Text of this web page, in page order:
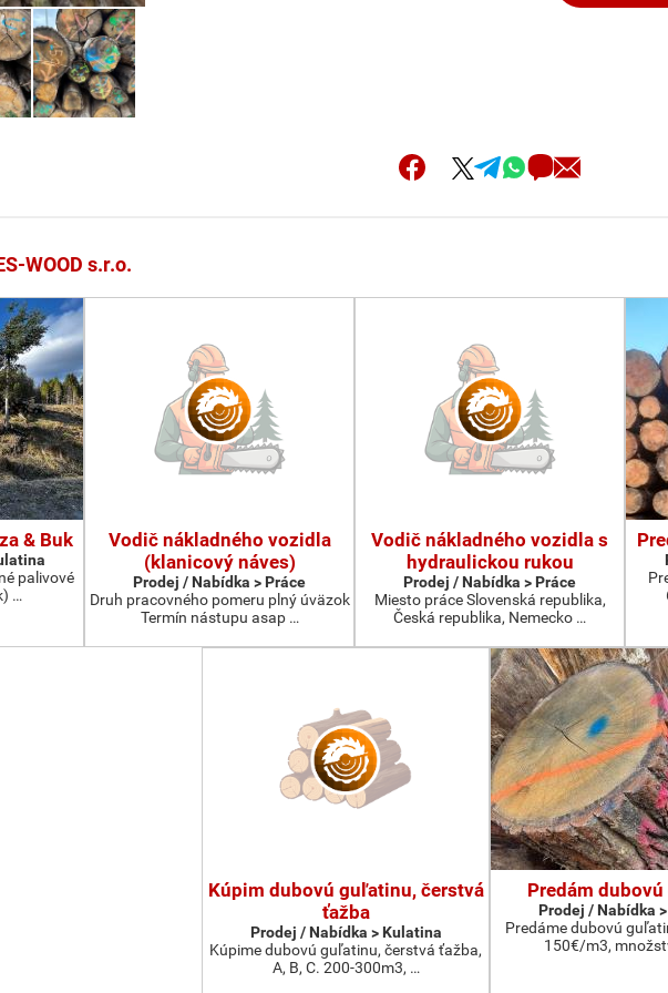
WOOD s.r.o.
& Buk
palivové
…
Vodič nákladného vozidla
(klanicový náves)
Prodej / Nabídka > Práce
Druh pracovného pomeru plný úväzok
Termín nástupu asap …
Vodič nákladného vozidla s
hydraulickou rukou
Prodej / Nabídka > Práce
Miesto práce Slovenská republika,
Česká republika, Nemecko …
Kúpim dubovú guľatinu, čerstvá
ťažba
Prodej / Nabídka > Kulatina
Kúpime dubovú guľatinu, čerstvá ťažba,
A, B, C. 200-300m3, …
Predám
Prodej / Nabídka
Predáme dubovú
150€/m3,